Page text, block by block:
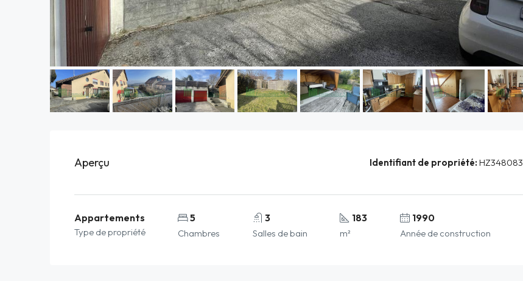
Aperçu Identifiant de propriété: HZ348083
Appartements
Type de propriété
5
Chambres
3
Salles de bain
183
m²
1990
Année de construction